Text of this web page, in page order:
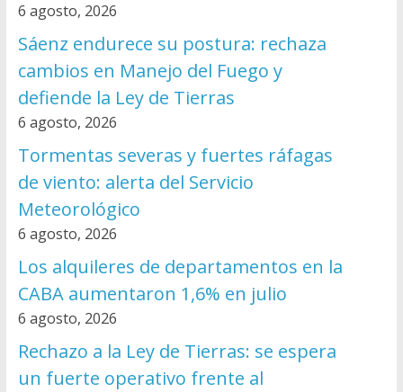
6 agosto, 2026
Sáenz endurece su postura: rechaza
cambios en Manejo del Fuego y
defiende la Ley de Tierras
6 agosto, 2026
Tormentas severas y fuertes ráfagas
de viento: alerta del Servicio
Meteorológico
6 agosto, 2026
Los alquileres de departamentos en la
CABA aumentaron 1,6% en julio
6 agosto, 2026
Rechazo a la Ley de Tierras: se espera
un fuerte operativo frente al